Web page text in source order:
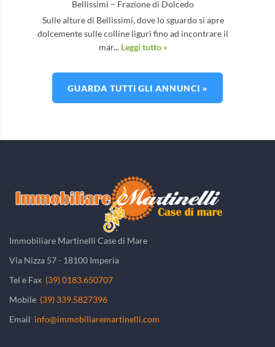
Bellissimi – Frazione di Dolcedo
Sulle alture di Bellissimi, dove lo sguardo si apre
dolcemente sulle colline liguri fino ad incontrare il
mar... Leggi tutto »
GUARDA TUTTI GLI ANNUNCI »
Immobiliare Martinelli Case di Mare
Via Nizza 57 - 18100 Imperia
Tel e Fax (39) 0183.650707
Mobile (39) 339.5827396
Email info@immobiliaremartinelli.com